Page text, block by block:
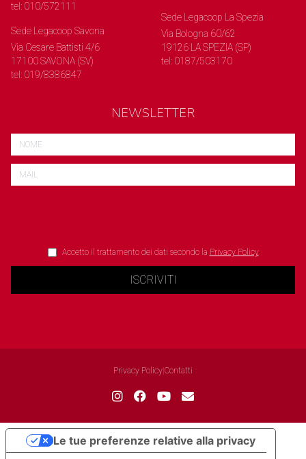
tel: 010/572111
Sede Legacoop Savona
Via Cesare Battisti 4/6
17100 SAVONA (SV)
tel: 019/8386847
Sede Legacoop La Spezia
Via Bologna 60/62
19126 LA SPEZIA (SP)
tel: 0187/503170
NEWSLETTER
Accetto il trattamento dei dati secondo la Privacy Policy
ISCRIVITI
Privacy Policy Contatti
Le tue preferenze relative alla privacy